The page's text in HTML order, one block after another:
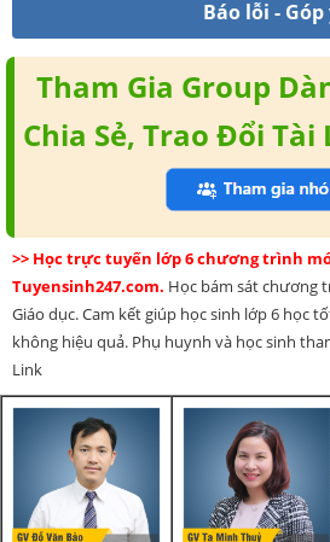
Báo lỗi - Góp
Tham Gia Group
Chia Sẻ, Trao Đổi
>> Học trực tuyến lớp 6 chương trình
Tuyensinh247.com. Học bám sát chương
Giáo dục. Cam kết giúp học sinh lớp 6 học
không hiệu quả. Phụ huynh và học sinh
Link